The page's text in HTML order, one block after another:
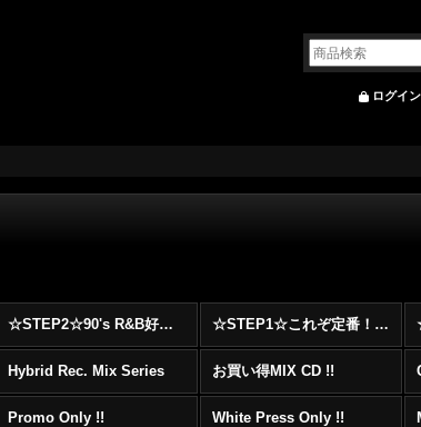
ログイン
☆STEP2☆90's R&B好きに自信を持ってオススメ出来る00's R&B Best 100 !!! ☆STEP1☆これぞ定番！！まずはここから！2000年代Hip HopフロアヒットBest 100 !!!
Hybrid Rec. Mix Series お買い得MIX CD !!
Promo Only !! White Press Only !!